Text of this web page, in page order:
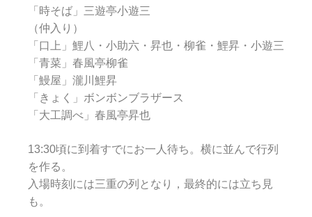
「時そば」三遊亭小遊三
（仲入り）
「口上」鯉八・小助六・昇也・柳雀・鯉昇・小遊三
「青菜」春風亭柳雀
「鰻屋」瀧川鯉昇
「きょく」ボンボンブラザース
「大工調べ」春風亭昇也
13:30頃に到着すでにお一人待ち。横に並んで行列
を作る。
入場時刻には三重の列となり，最終的には立ち見
も。